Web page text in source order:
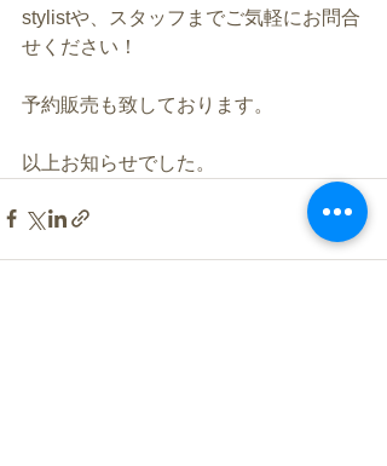
stylistや、スタッフまでご気軽にお問合
せください！
予約販売も致しております。
以上お知らせでした。